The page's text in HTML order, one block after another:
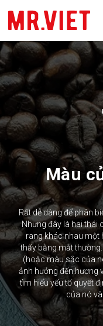
Màu
Rất dễ dàng để phân
Nhưng đây là hai
rang khác nhau một
thấy bằng mắt
(hoặc màu sắc của
ảnh hưởng đến hương
tìm hiểu yếu tố quyết
của nó